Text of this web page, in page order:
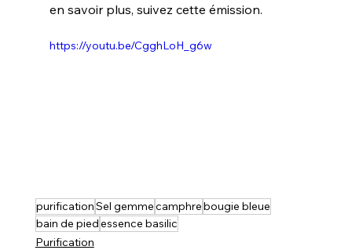
en savoir plus, suivez cette émission.
https://youtu.be/CgghLoH_g6w
purificationSel gemmecamphrebougie bleue
bain de piedessence basilic
Purification